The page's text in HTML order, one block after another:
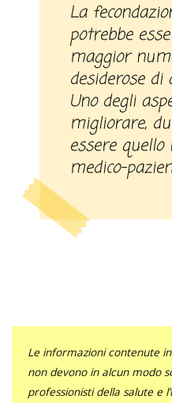
La
potrebbe
maggior
desiderose
Uno degli
migliorare,
essere
medico-
Le informazioni contenute
non devono in alcun modo
professionisti della salute e